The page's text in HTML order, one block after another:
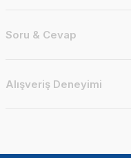
Soru & Cevap
Alışveriş Deneyimi